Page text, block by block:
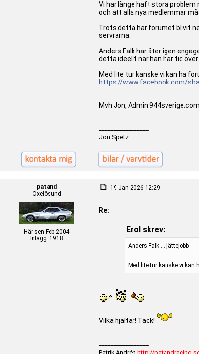
Vi har länge haft stora
och att alla nya medlemmar
Trots detta har forumet blivit
servrarna.
Anders Falk har åter igen
detta ideellt när han har tid
Med lite tur kanske vi kan ha
https://www.facebook.com/
Mvh Jon, Admin 944sverige.com
Jon Spetz
patand
Oxelösund
Här sen Feb 2004
Inlägg: 1918
19 Jan 2026 12:29
Re:
Erol skrev:
Anders Falk ... jättejobb
Med lite tur kanske vi
Vilka hjältar! Tack!
Patrik Andrén http://